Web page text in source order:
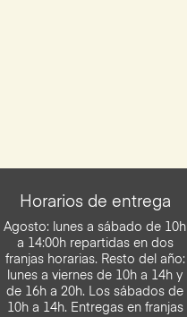
Horarios de entrega
Agosto: lunes a sábado de 10h
a 14:00h repartidas en dos
franjas horarias. Resto del año:
lunes a viernes de 10h a 14h y
de 16h a 20h. Los sábados de
10h a 14h. Entregas en franjas